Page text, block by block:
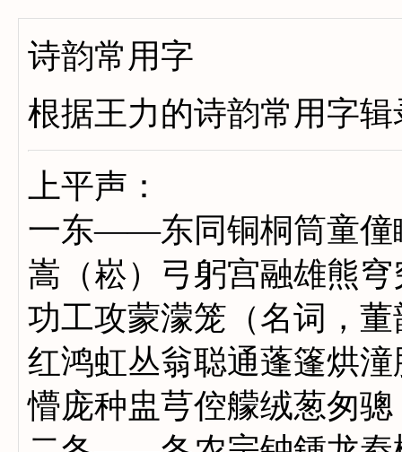
诗韵常用字
根据王力的诗韵常用字辑
上平声：
一东——东同铜桐筒童僮
嵩（崧）弓躬宫融雄熊
功工攻蒙濛笼（名词，
红鸿虹丛翁聪通蓬篷烘
懵庞种盅芎倥艨绒葱匆骢